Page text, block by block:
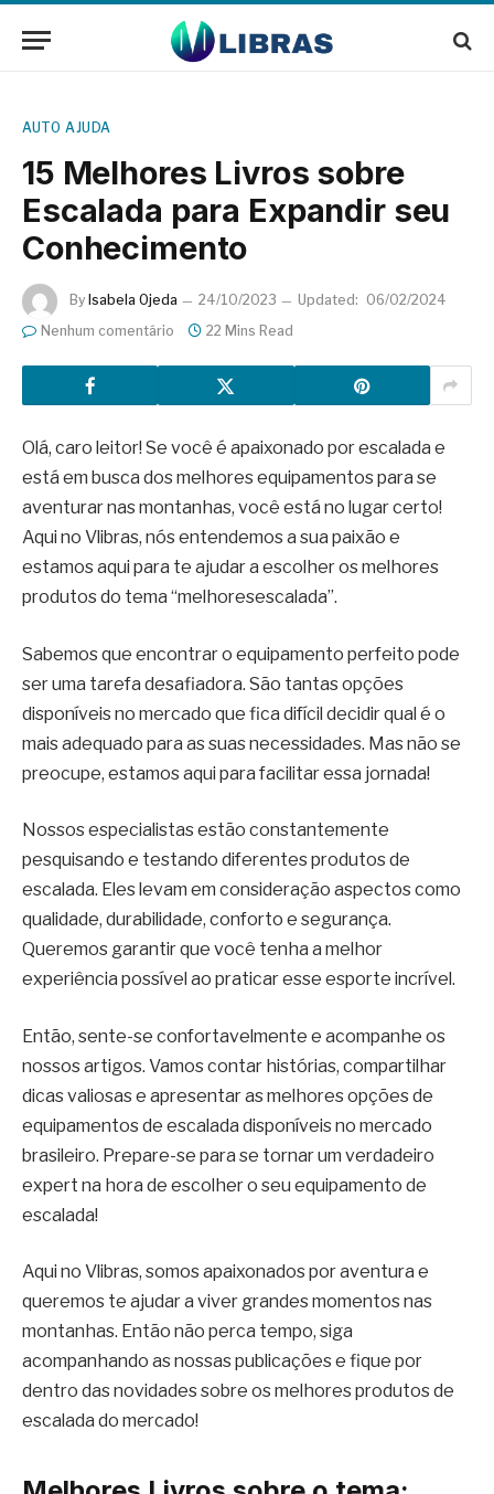
AUTO AJUDA
15 Melhores Livros sobre
Escalada para Expandir seu
Conhecimento
By Isabela Ojeda 24/10/2023 Updated: 06/02/2024
Nenhum comentário
22 Mins Read
Olá, caro leitor! Se você é apaixonado por escalada e
está em busca dos melhores equipamentos para se
aventurar nas montanhas, você está no lugar certo!
Aqui no Vlibras, nós entendemos a sua paixão e
estamos aqui para te ajudar a escolher os melhores
produtos do tema “melhoresescalada”.
Sabemos que encontrar o equipamento perfeito pode
ser uma tarefa desafiadora. São tantas opções
disponíveis no mercado que fica difícil decidir qual é o
mais adequado para as suas necessidades. Mas não se
preocupe, estamos aqui para facilitar essa jornada!
Nossos especialistas estão constantemente
pesquisando e testando diferentes produtos de
escalada. Eles levam em consideração aspectos como
qualidade, durabilidade, conforto e segurança.
Queremos garantir que você tenha a melhor
experiência possível ao praticar esse esporte incrível.
Então, sente-se confortavelmente e acompanhe os
nossos artigos. Vamos contar histórias, compartilhar
dicas valiosas e apresentar as melhores opções de
equipamentos de escalada disponíveis no mercado
brasileiro. Prepare-se para se tornar um verdadeiro
expert na hora de escolher o seu equipamento de
escalada!
Aqui no Vlibras, somos apaixonados por aventura e
queremos te ajudar a viver grandes momentos nas
montanhas. Então não perca tempo, siga
acompanhando as nossas publicações e fique por
dentro das novidades sobre os melhores produtos de
escalada do mercado!